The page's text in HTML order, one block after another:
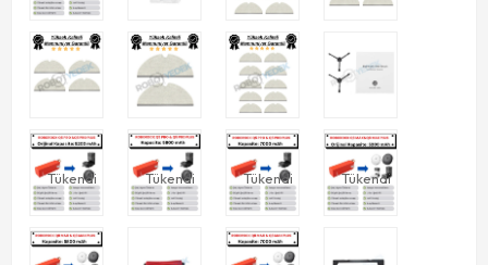
Tükendi Tükendi Tükendi Tükendi